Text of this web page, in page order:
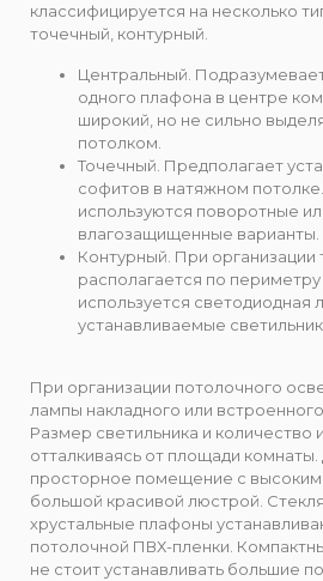
классифицируется на несколько
точечный, контурный.
Центральный.
одного плафона в центре
широкий, но не сильно
потолком.
Точечный. Предполагает
софитов в натяжном
используются поворотные
влагозащищенные варианты.
Контурный. При организации
располагается по
используется светодиодная
устанавливаемые
При организации потолочного
лампы накладного или
Размер светильника и количество
отталкиваясь от площади
просторное помещение с
большой красивой люстрой.
хрустальные плафоны
потолочной ПВХ-пленки.
не стоит устанавливать большие